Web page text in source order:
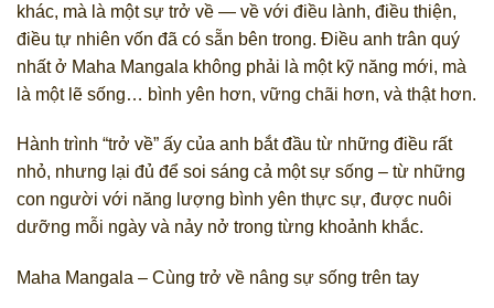
khác, mà là một sự trở về — về với điều lành, điều thiện,
điều tự nhiên vốn đã có sẵn bên trong. Điều anh trân quý
nhất ở Maha Mangala không phải là một kỹ năng mới, mà
là một lẽ sống… bình yên hơn, vững chãi hơn, và thật hơn.
Hành trình “trở về” ấy của anh bắt đầu từ những điều rất
nhỏ, nhưng lại đủ để soi sáng cả một sự sống – từ những
con người với năng lượng bình yên thực sự, được nuôi
dưỡng mỗi ngày và nảy nở trong từng khoảnh khắc.
Maha Mangala – Cùng trở về nâng sự sống trên tay